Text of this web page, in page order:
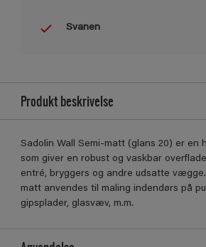
Svanen
Produkt beskrivelse
Sadolin Wall Semi-matt (glans 20) er en
som giver en robust og vaskbar
entré, bryggers og andre udsatte
matt anvendes til maling indendørs på
gipsplader, glasvæv, m.m.